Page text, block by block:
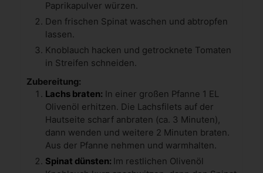
Paprikapulver würzen.
Den frischen Spinat waschen und abtropfen
lassen.
Knoblauch hacken und getrocknete Tomaten
in Streifen schneiden.
Zubereitung:
Lachs braten: In einer großen Pfanne 1 EL
Olivenöl erhitzen. Die Lachsfilets auf der
Hautseite scharf anbraten (ca. 3 Minuten),
dann wenden und weitere 2 Minuten braten.
Aus der Pfanne nehmen und warmhalten.
Spinat dünsten: Im restlichen Olivenöl